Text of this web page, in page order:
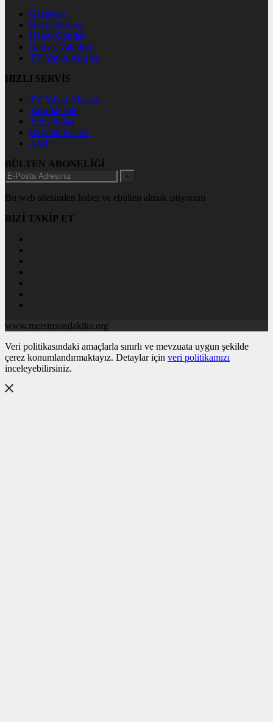
Gazeteler
Hava Durumu
Haber Gönder
Namaz Vakitleri
TV Yayın Akışları
HIZLI SERVİS
TV Yayın Akışları
Yazarlar Site
Tenis İddaa
Basketbol Canlı
AMP
BÜLTEN ABONELİĞİ
+
Bu web sitesinden haber ve ebülten almak istiyorum
BİZİ TAKİP ET
www.mersinsondakika.org
Veri politikasındaki amaçlarla sınırlı ve mevzuata uygun şekilde
çerez konumlandırmaktayız. Detaylar için veri politikamızı
inceleyebilirsiniz.